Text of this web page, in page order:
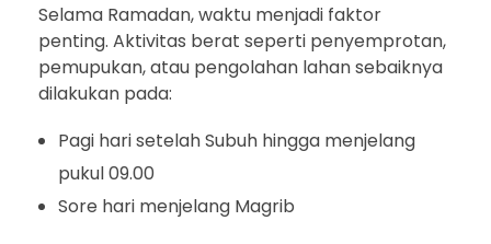
Selama Ramadan, waktu menjadi faktor
penting. Aktivitas berat seperti penyemprotan,
pemupukan, atau pengolahan lahan sebaiknya
dilakukan pada:
Pagi hari setelah Subuh hingga menjelang
pukul 09.00
Sore hari menjelang Magrib